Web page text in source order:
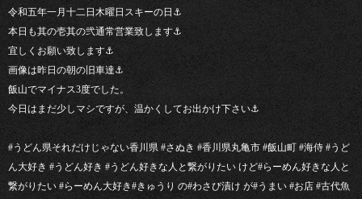
令和五年一月十二日木曜日スキーの日⚓︎
本日も其の壱其の弐通常営業致します⚓︎
宜しくお願い致します⚓︎
画像は昨日の朝の旧車達⚓︎
飯山でマイナス3度でした。
今日はまだ少しマシですが、温かくしてお出かけ下さい⚓︎
#うどん県それだけじゃない香川県 #さぬき #香川県丸亀市 #飯山町 #海侍 #うど
ん大好き #うどん好き #うどん好きな人と繋がりたい けど#らーめん好きな人と
繋がりたい #らーめん大好き#きゅうり の#わさび漬け が#うまい #お店 #古代魚